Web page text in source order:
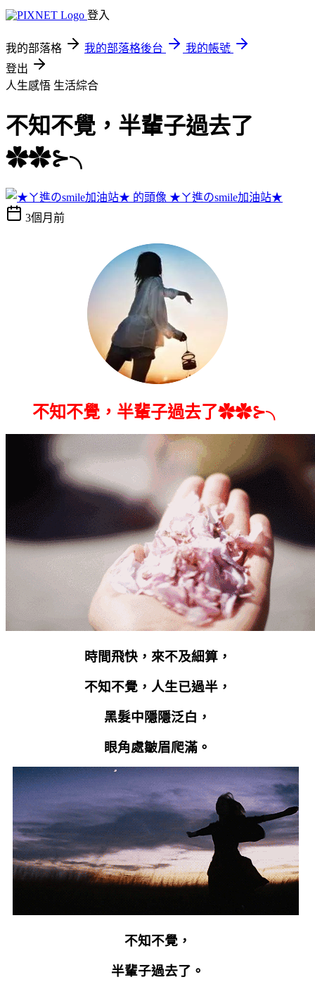
登入
我的部落格 我的部落格後台
我的帳號
登出
人生感悟 生活綜合
不知不覺，半輩子過去了
✿✿⊱╮
★ㄚ進のsmile加油站★
3個月前
不知不覺，半輩子過去了✿✿⊱╮
時間飛快，來不及細算，
不知不覺，人生已過半，
黑髮中隱隱泛白，
眼角處皺眉爬滿。
不知不覺，
半輩子過去了。